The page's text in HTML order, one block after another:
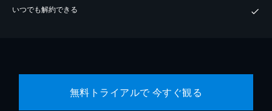
いつでも解約できる
無料トライアルで 今すぐ観る